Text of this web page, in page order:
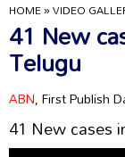
HOME»VIDEO
41 New
Telugu
ABN, First Publish
41 New cases